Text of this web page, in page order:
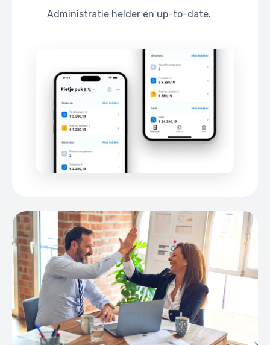
Administratie helder en up-to-date.